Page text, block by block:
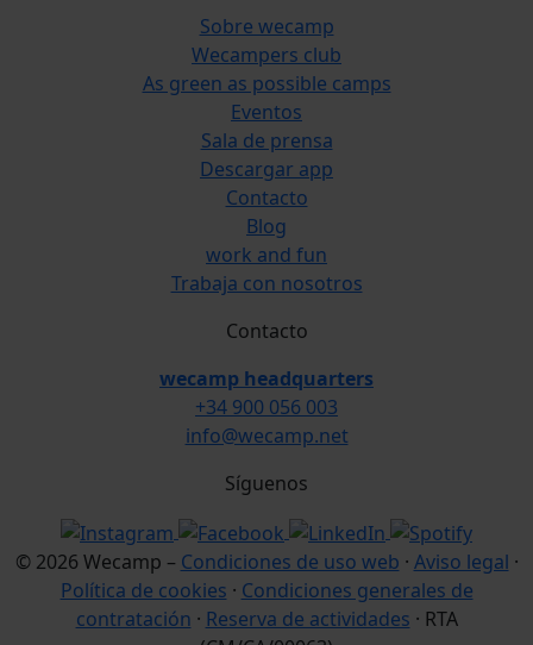
Sobre wecamp
Wecampers club
As green as possible camps
Eventos
Sala de prensa
Descargar app
Contacto
Blog
work and fun
Trabaja con nosotros
Contacto
wecamp headquarters
+34 900 056 003
info@wecamp.net
Síguenos
© 2026 Wecamp – Condiciones de uso web · Aviso legal ·
Política de cookies · Condiciones generales de
contratación · Reserva de actividades · RTA